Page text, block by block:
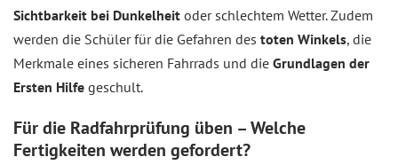
Sichtbarkeit bei Dunkelheit oder schlechtem Wetter. Zudem
werden die Schüler für die Gefahren des toten Winkels, die
Merkmale eines sicheren Fahrrads und die Grundlagen der
Ersten Hilfe geschult.
Für die Radfahrprüfung üben – Welche
Fertigkeiten werden gefordert?